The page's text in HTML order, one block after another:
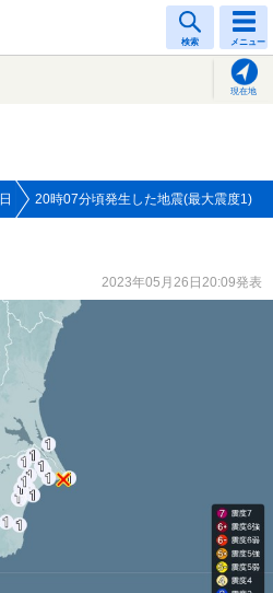
検索 メニュー
現在地
20時07分頃発生した地震(最大震度1)
2023年05月26日20:09発表